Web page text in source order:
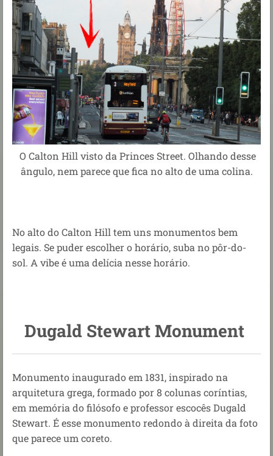
O Calton Hill visto da Princes Street. Olhando desse
ângulo, nem parece que fica no alto de uma colina.
No alto do Calton Hill tem uns monumentos bem
legais. Se puder escolher o horário, suba no pôr-do-
sol. A vibe é uma delícia nesse horário.
Dugald Stewart Monument
Monumento inaugurado em 1831, inspirado na
arquitetura grega, formado por 8 colunas coríntias,
em memória do filósofo e professor escocês Dugald
Stewart. É esse monumento redondo à direita da foto
que parece um coreto.